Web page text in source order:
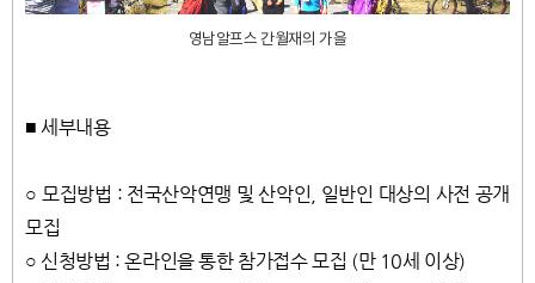
영남알프스 간월재의 가을
■ 세부내용
○ 모집방법 : 전국산악연맹 및 산악인, 일반인 대상의 사전 공개
모집
○ 신청방법 : 온라인을 통한 참가접수 모집 (만 10세 이상)